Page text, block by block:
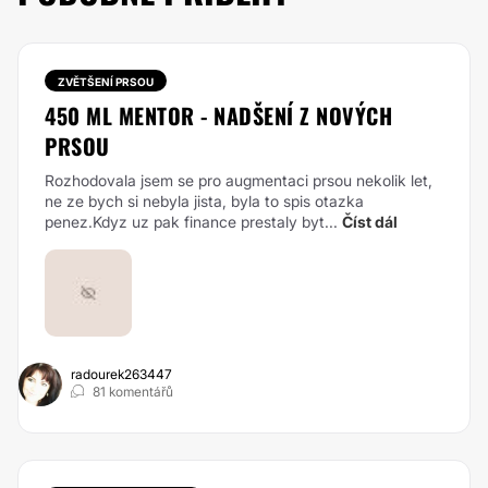
ZVĚTŠENÍ PRSOU
450 ML MENTOR - NADŠENÍ Z NOVÝCH
PRSOU
Rozhodovala jsem se pro augmentaci prsou nekolik let,
ne ze bych si nebyla jista, byla to spis otazka
penez.Kdyz uz pak finance prestaly byt... Číst dál
radourek263447
81 komentářů